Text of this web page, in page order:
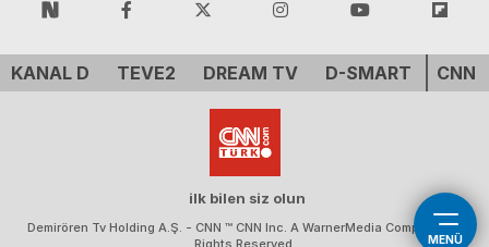
MENÜ
KANAL D TEVE2 DREAM TV D-SMART CNN
ilk bilen siz olun
Demirören Tv Holding A.Ş. - CNN ™ CNN Inc. A WarnerMedia Company. All